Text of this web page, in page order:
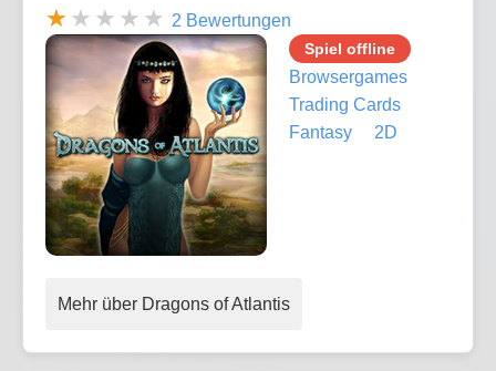
2 Bewertungen
Spiel offline
Browsergames
Trading Cards
Fantasy
2D
Mehr über Dragons of Atlantis